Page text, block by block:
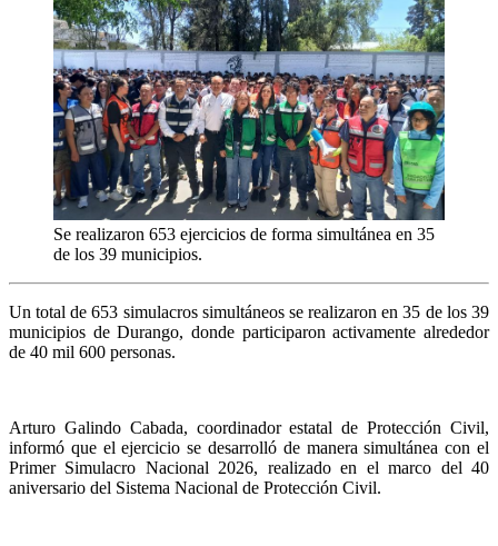
Se realizaron 653 ejercicios de forma simultánea en 35
de los 39 municipios.
Un total de 653 simulacros simultáneos se realizaron en 35 de los 39
municipios de Durango, donde participaron activamente alrededor
de 40 mil 600 personas.
Arturo Galindo Cabada, coordinador estatal de Protección Civil,
informó que el ejercicio se desarrolló de manera simultánea con el
Primer Simulacro Nacional 2026, realizado en el marco del 40
aniversario del Sistema Nacional de Protección Civil.